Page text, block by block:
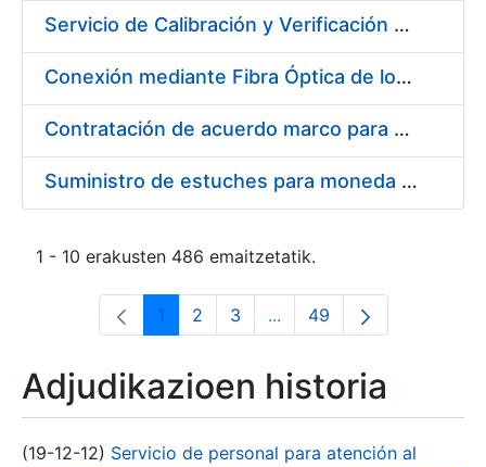
Servicio de Calibración y Verificación Externa de los Equipos de Medición del Servicio de Prevención de la FNMT-RCM
Conexión mediante Fibra Óptica de los Centros de Proceso de Datos (CPDs) de las sedes de la FNMT-RCM de Burgos y Madrid
Contratación de acuerdo marco para el Suministro de Material de Electricidad para la Fábrica Nacional de Moneda y Timbre-Real Casa de la Moneda en su centro de trabajo de Burgos
Suministro de estuches para moneda de 30 €
1 - 10 erakusten 486 emaitzetatik.
Orrialdea
1 Orrialdea
2 Orrialdea
3 ...Intermediate Pages Use
Orrialdea
49
Adjudikazioen historia
(19-12-12) Servicio de personal para atención al